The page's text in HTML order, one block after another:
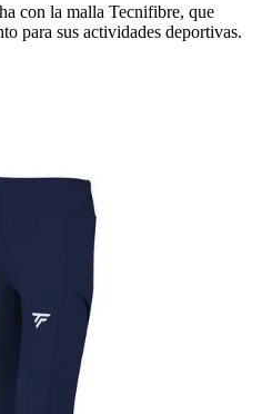
con la malla Tecnifibre, que
para sus actividades deportivas.